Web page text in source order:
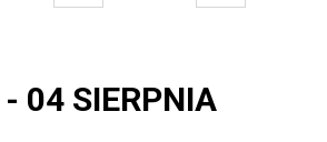
04 SIERPNIA